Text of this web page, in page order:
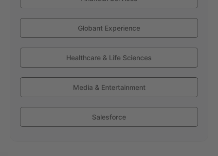
Globant Experience
Healthcare & Life Sciences
Media & Entertainment
Salesforce